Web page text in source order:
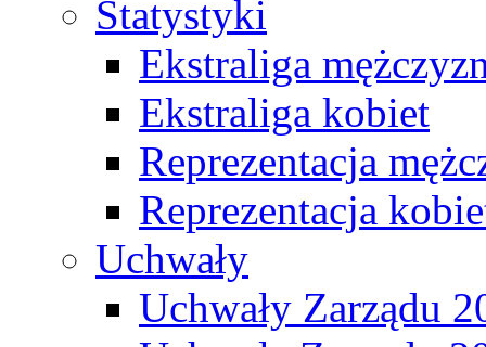
Statystyki
Ekstraliga
Ekstraliga kobiet
Reprezentacja
Reprezentacja
Uchwały
Uchwały Zarządu